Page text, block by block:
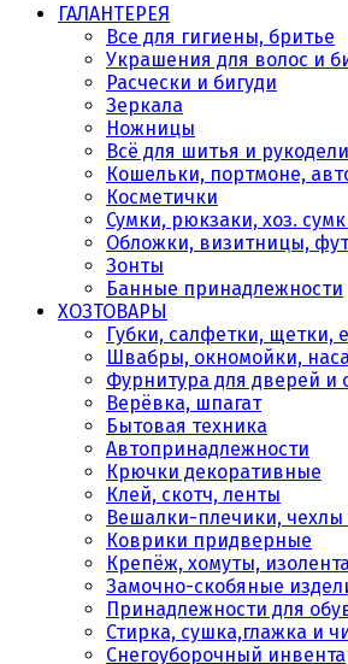
ГАЛАНТЕРЕЯ
Все для гигиены, бритье
Украшения для волос и
Расчески и бигуди
Зеркала
Ножницы
Всё для шитья и
Кошельки, портмоне,
Косметички
Сумки, рюкзаки, хоз.
Обложки, визитницы,
Зонты
Банные принадлежности
ХОЗТОВАРЫ
Губки, салфетки, щетки,
Швабры, окномойки,
Фурнитура для дверей и
Верёвка, шпагат
Бытовая техника
Автопринадлежности
Крючки декоративные
Клей, скотч, ленты
Вешалки-плечики,
Коврики придверные
Крепёж, хомуты,
Замочно-скобяные
Принадлежности для
Стирка, сушка,глажка и
Снегоуборочный